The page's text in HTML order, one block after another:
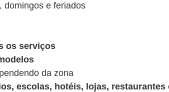
domingos e feriados
os serviços
da zona
escolas, hotéis, lojas,